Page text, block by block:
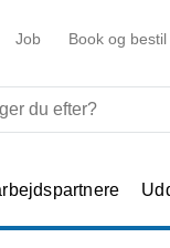
Job Book og bestil